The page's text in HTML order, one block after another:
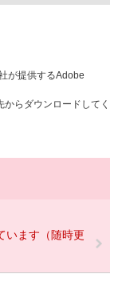
が提供するAdobe
らダウンロードしてく
います（随時更